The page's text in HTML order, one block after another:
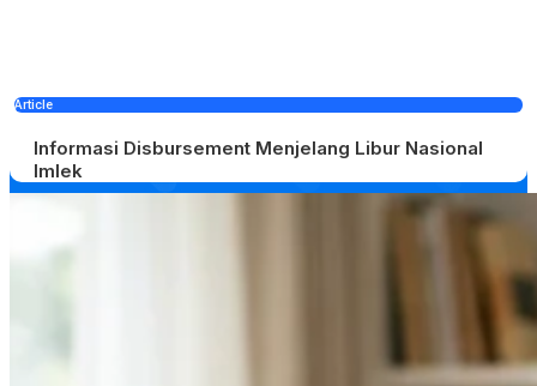
Article
Informasi Disbursement Menjelang Libur Nasional
Imlek